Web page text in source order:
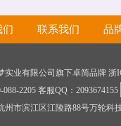
们 联系我们 品
实业有限公司旗下卓简品牌
2205 客服QQ：2093674155
州市滨江区江陵路88号万轮科